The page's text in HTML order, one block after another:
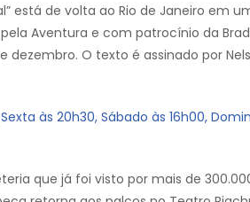
está de volta ao Rio de Janeiro em
Aventura e com patrocínio da
O texto é assinado por
às 20h30, Sábado às 16h00,
que já foi visto por mais de